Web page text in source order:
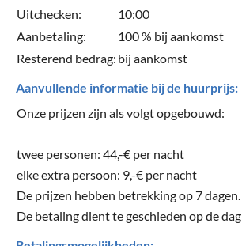
Uitchecken:
10:00
Aanbetaling:
100 % bij aankomst
Resterend bedrag: bij aankomst
Aanvullende informatie bij de huurprijs:
Onze prijzen zijn als volgt opgebouwd:
twee personen: 44,-€ per nacht
elke extra persoon: 9,-€ per nacht
De prijzen hebben betrekking op 7 dagen.
De betaling dient te geschieden op de